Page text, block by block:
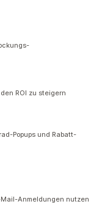
ROI zu steigern
Popups und Rabatt-
Anmeldungen nutzen